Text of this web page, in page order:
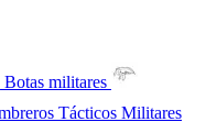
Botas militares
Tácticos Militares